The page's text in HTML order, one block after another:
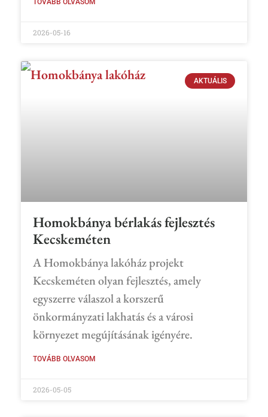
TOVÁBB OLVASOM
2026-05-16
AKTUÁLIS
Homokbánya bérlakás fejlesztés
Kecskeméten
A Homokbánya lakóház projekt
Kecskeméten olyan fejlesztés, amely
egyszerre válaszol a korszerű
önkormányzati lakhatás és a városi
környezet megújításának igényére.
TOVÁBB OLVASOM
2026-05-05